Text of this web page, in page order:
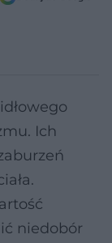
Ich
niedobór